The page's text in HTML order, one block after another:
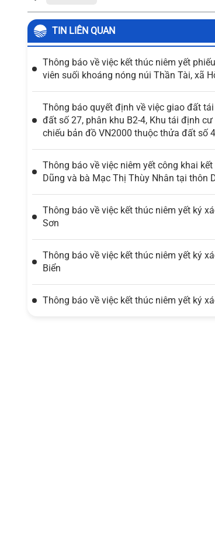
TIN LIÊN QUAN
Thông báo về việc kết thúc niêm yết
viên suối khoáng nóng núi Thần Tài, xã
Thông báo quyết định về việc giao đất
đất số 27, phân khu B2-4, Khu tái định
chiếu bản đồ VN2000 thuộc thửa đất số
Thông báo về việc niêm yết công khai
Dũng và bà Mạc Thị Thùy Nhân tại thôn
Thông báo về việc kết thúc niêm yết ký
Sơn
Thông báo về việc kết thúc niêm yết ký
Biển
Thông báo về việc kết thúc niêm yết ký